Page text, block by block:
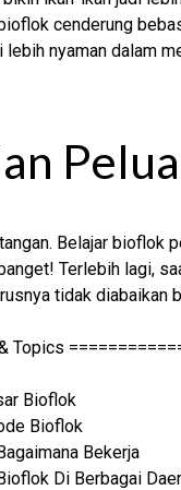
cenderung
nyaman dalam
Belajar bioflok
Terlebih lagi,
tidak diabaikan
Topics
Bioflok
Bioflok
Bekerja
Di Berbagai